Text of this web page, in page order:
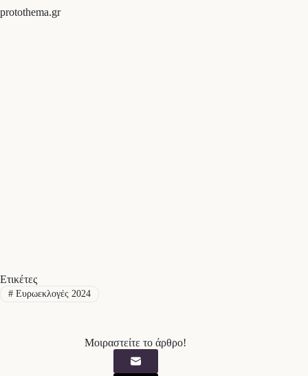
protothema.gr
Ετικέτες
#Ευρωεκλογές 2024
Μοιραστείτε το άρθρο!